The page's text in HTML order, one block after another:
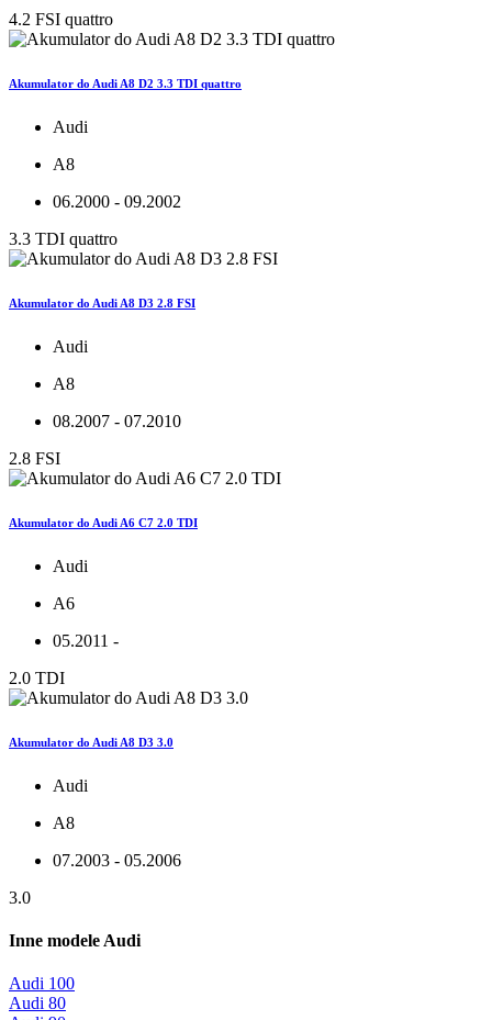
4.2 FSI quattro
Akumulator do Audi A8 D2 3.3 TDI quattro
Audi
A8
06.2000 - 09.2002
3.3 TDI quattro
Akumulator do Audi A8 D3 2.8 FSI
Audi
A8
08.2007 - 07.2010
2.8 FSI
Akumulator do Audi A6 C7 2.0 TDI
Audi
A6
05.2011 -
2.0 TDI
Akumulator do Audi A8 D3 3.0
Audi
A8
07.2003 - 05.2006
3.0
Inne modele Audi
Audi 100
Audi 80